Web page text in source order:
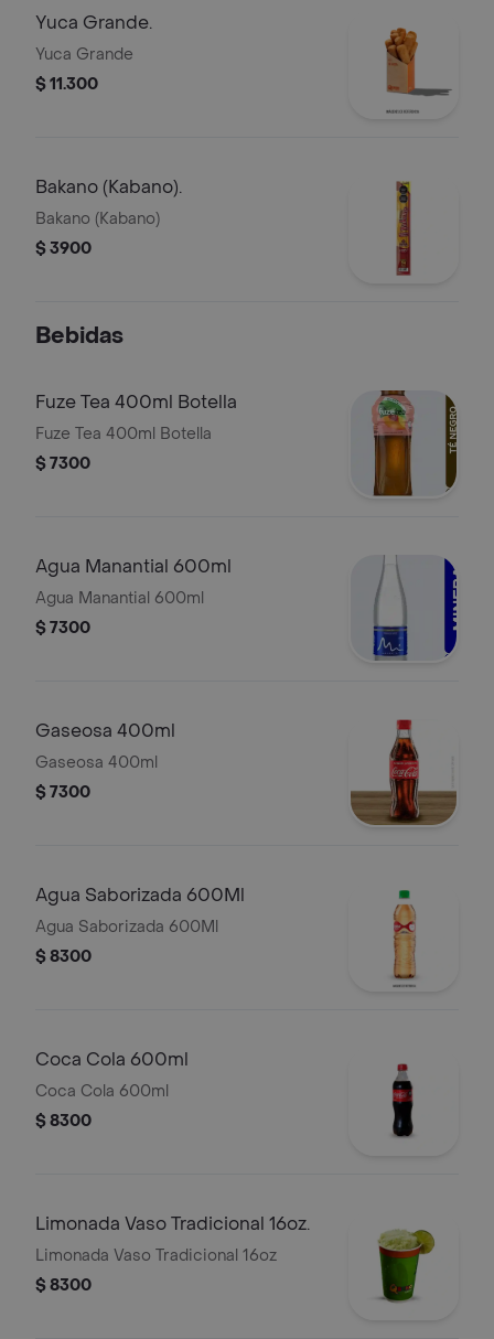
Yuca Grande.
Yuca Grande
$ 11.300
Bakano (Kabano).
Bakano (Kabano)
$ 3900
Bebidas
Fuze Tea 400ml Botella
Fuze Tea 400ml Botella
$ 7300
Agua Manantial 600ml
Agua Manantial 600ml
$ 7300
Gaseosa 400ml
Gaseosa 400ml
$ 7300
Agua Saborizada 600Ml
Agua Saborizada 600Ml
$ 8300
Coca Cola 600ml
Coca Cola 600ml
$ 8300
Limonada Vaso Tradicional 16oz.
Limonada Vaso Tradicional 16oz
$ 8300